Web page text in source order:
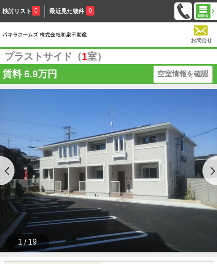
検討リスト 0 最近見た物件 0
お問合せ
プラストサイド（1室）
賃料 6.9万円 空室情報を確認
1 / 19